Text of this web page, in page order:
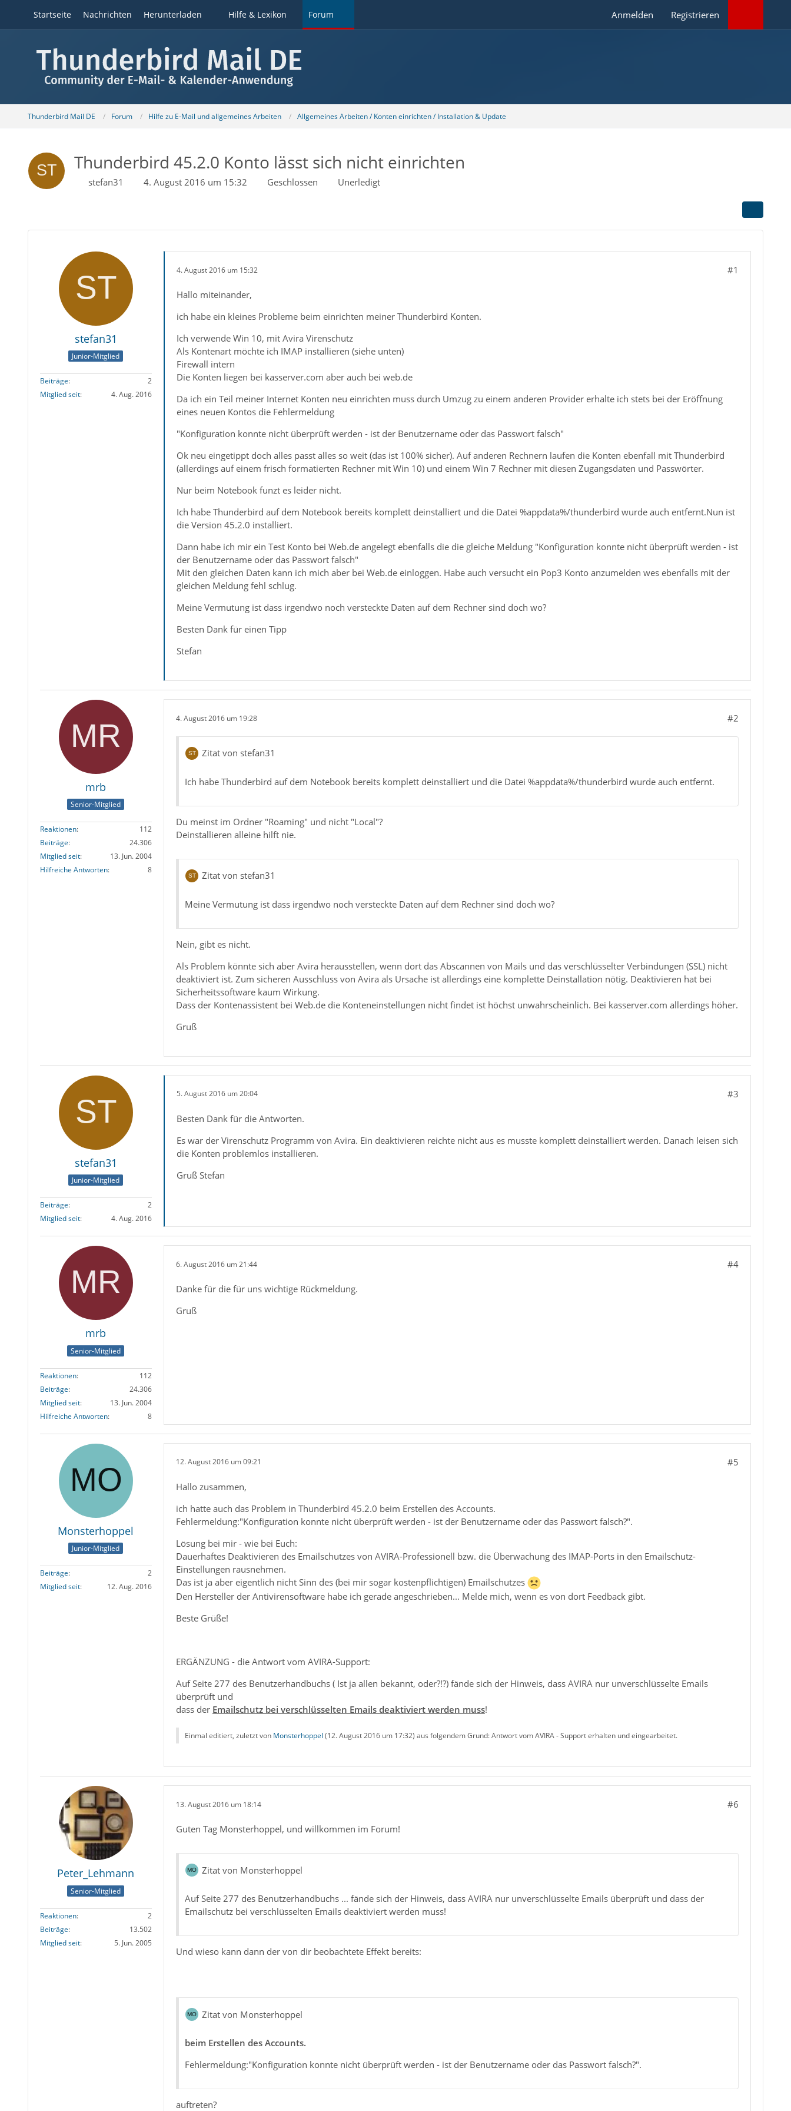
Startseite Nachrichten Herunterladen Hilfe & Lexikon Forum Anmelden Registrieren
Thunderbird Mail DE Forum Hilfe zu E-Mail und allgemeines Arbeiten Allgemeines Arbeiten / Konten einrichten / Installation & Update
Thunderbird 45.2.0 Konto lässt sich nicht einrichten
stefan31 4. August 2016 um 15:32 Geschlossen Unerledigt
stefan31
Junior-Mitglied
Beiträge
2
Mitglied seit
4. Aug. 2016
4. August 2016 um 15:32 #1
Hallo miteinander,
ich habe ein kleines Probleme beim einrichten meiner Thunderbird Konten.
Ich verwende Win 10, mit Avira Virenschutz
Als Kontenart möchte ich IMAP installieren (siehe unten)
Firewall intern
Die Konten liegen bei kasserver.com aber auch bei web.de
Da ich ein Teil meiner Internet Konten neu einrichten muss durch Umzug zu einem anderen Provider erhalte ich stets bei der Eröffnung
eines neuen Kontos die Fehlermeldung
"Konfiguration konnte nicht überprüft werden - ist der Benutzername oder das Passwort falsch"
Ok neu eingetippt doch alles passt alles so weit (das ist 100% sicher). Auf anderen Rechnern laufen die Konten ebenfall mit Thunderbird
(allerdings auf einem frisch formatierten Rechner mit Win 10) und einem Win 7 Rechner mit diesen Zugangsdaten und Passwörter.
Nur beim Notebook funzt es leider nicht.
Ich habe Thunderbird auf dem Notebook bereits komplett deinstalliert und die Datei %appdata%/thunderbird wurde auch entfernt.Nun ist
die Version 45.2.0 installiert.
Dann habe ich mir ein Test Konto bei Web.de angelegt ebenfalls die die gleiche Meldung "Konfiguration konnte nicht überprüft werden - ist
der Benutzername oder das Passwort falsch"
Mit den gleichen Daten kann ich mich aber bei Web.de einloggen. Habe auch versucht ein Pop3 Konto anzumelden wes ebenfalls mit der
gleichen Meldung fehl schlug.
Meine Vermutung ist dass irgendwo noch versteckte Daten auf dem Rechner sind doch wo?
Besten Dank für einen Tipp
Stefan
mrb
Senior-Mitglied
Reaktionen
112
Beiträge
24.306
Mitglied seit
13. Jun. 2004
Hilfreiche Antworten
8
4. August 2016 um 19:28 #2
Zitat von stefan31
Ich habe Thunderbird auf dem Notebook bereits komplett deinstalliert und die Datei %appdata%/thunderbird wurde auch entfernt.
Du meinst im Ordner "Roaming" und nicht "Local"?
Deinstallieren alleine hilft nie.
Zitat von stefan31
Meine Vermutung ist dass irgendwo noch versteckte Daten auf dem Rechner sind doch wo?
Nein, gibt es nicht.
Als Problem könnte sich aber Avira herausstellen, wenn dort das Abscannen von Mails und das verschlüsselter Verbindungen (SSL) nicht
deaktiviert ist. Zum sicheren Ausschluss von Avira als Ursache ist allerdings eine komplette Deinstallation nötig. Deaktivieren hat bei
Sicherheitssoftware kaum Wirkung.
Dass der Kontenassistent bei Web.de die Konteneinstellungen nicht findet ist höchst unwahrscheinlich. Bei kasserver.com allerdings höher.
Gruß
stefan31
Junior-Mitglied
Beiträge
2
Mitglied seit
4. Aug. 2016
5. August 2016 um 20:04 #3
Besten Dank für die Antworten.
Es war der Virenschutz Programm von Avira. Ein deaktivieren reichte nicht aus es musste komplett deinstalliert werden. Danach leisen sich
die Konten problemlos installieren.
Gruß Stefan
mrb
Senior-Mitglied
Reaktionen
112
Beiträge
24.306
Mitglied seit
13. Jun. 2004
Hilfreiche Antworten
8
6. August 2016 um 21:44 #4
Danke für die für uns wichtige Rückmeldung.
Gruß
Monsterhoppel
Junior-Mitglied
Beiträge
2
Mitglied seit
12. Aug. 2016
12. August 2016 um 09:21 #5
Hallo zusammen,
ich hatte auch das Problem in Thunderbird 45.2.0 beim Erstellen des Accounts.
Fehlermeldung:"Konfiguration konnte nicht überprüft werden - ist der Benutzername oder das Passwort falsch?".
Lösung bei mir - wie bei Euch:
Dauerhaftes Deaktivieren des Emailschutzes von AVIRA-Professionell bzw. die Überwachung des IMAP-Ports in den Emailschutz-
Einstellungen rausnehmen.
Das ist ja aber eigentlich nicht Sinn des (bei mir sogar kostenpflichtigen) Emailschutzes
Den Hersteller der Antivirensoftware habe ich gerade angeschrieben... Melde mich, wenn es von dort Feedback gibt.
Beste Grüße!
ERGÄNZUNG - die Antwort vom AVIRA-Support:
Auf Seite 277 des Benutzerhandbuchs ( Ist ja allen bekannt, oder?!?) fände sich der Hinweis, dass AVIRA nur unverschlüsselte Emails
überprüft und
dass der Emailschutz bei verschlüsselten Emails deaktiviert werden muss!
Einmal editiert, zuletzt von Monsterhoppel (12. August 2016 um 17:32) aus folgendem Grund: Antwort vom AVIRA - Support erhalten und eingearbeitet.
Peter_Lehmann
Senior-Mitglied
Reaktionen
2
Beiträge
13.502
Mitglied seit
5. Jun. 2005
13. August 2016 um 18:14 #6
Guten Tag Monsterhoppel, und willkommen im Forum!
Zitat von Monsterhoppel
Auf Seite 277 des Benutzerhandbuchs ... fände sich der Hinweis, dass AVIRA nur unverschlüsselte Emails überprüft und dass der
Emailschutz bei verschlüsselten Emails deaktiviert werden muss!
Und wieso kann dann der von dir beobachtete Effekt bereits:
Zitat von Monsterhoppel
beim Erstellen des Accounts.
Fehlermeldung:"Konfiguration konnte nicht überprüft werden - ist der Benutzername oder das Passwort falsch?".
auftreten?